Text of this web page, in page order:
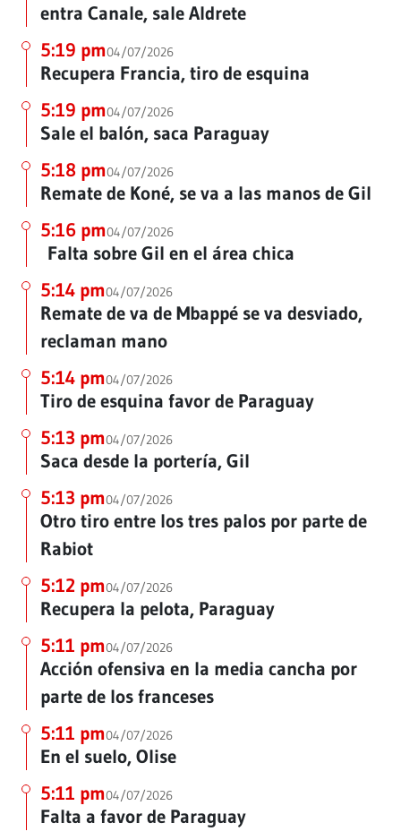
entra Canale, sale Aldrete
5:19 pm04/07/2026
Recupera Francia, tiro de esquina
5:19 pm04/07/2026
Sale el balón, saca Paraguay
5:18 pm04/07/2026
Remate de Koné, se va a las manos de Gil
5:16 pm04/07/2026
Falta sobre Gil en el área chica
5:14 pm04/07/2026
Remate de va de Mbappé se va desviado,
reclaman mano
5:14 pm04/07/2026
Tiro de esquina favor de Paraguay
5:13 pm04/07/2026
Saca desde la portería, Gil
5:13 pm04/07/2026
Otro tiro entre los tres palos por parte de
Rabiot
5:12 pm04/07/2026
Recupera la pelota, Paraguay
5:11 pm04/07/2026
Acción ofensiva en la media cancha por
parte de los franceses
5:11 pm04/07/2026
En el suelo, Olise
5:11 pm04/07/2026
Falta a favor de Paraguay